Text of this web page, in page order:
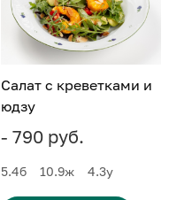
Салат с креветками и
юдзу
- 790 руб.
5.4б 10.9ж 4.3у